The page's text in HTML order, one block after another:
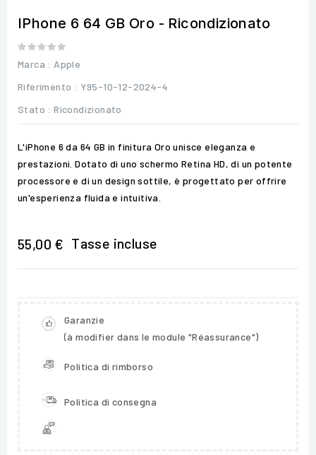
IPhone 6 64 GB Oro - Ricondizionato
Marca : Apple
Riferimento : Y95-10-12-2024-4
Stato : Ricondizionato
L'iPhone 6 da 64 GB in finitura Oro unisce eleganza e
prestazioni. Dotato di uno schermo Retina HD, di un potente
processore e di un design sottile, è progettato per offrire
un'esperienza fluida e intuitiva.
55,00 € Tasse incluse
Garanzie
(à modifier dans le module "Réassurance")
Politica di rimborso
Politica di consegna